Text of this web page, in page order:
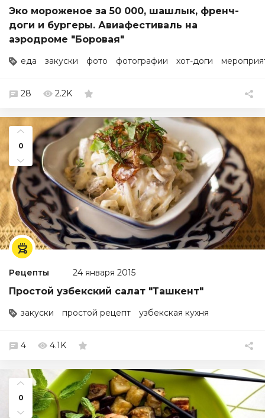
Эко мороженое за 50 000, шашлык, френч-
доги и бургеры. Авиафестиваль на
аэродроме "Боровая"
еда закуски фото фотографии хот-доги
28 2.2K
0
Рецепты 24 января 2015
Простой узбекский салат "Ташкент"
закуски простой рецепт узбекская кухня
4 4.1K
0